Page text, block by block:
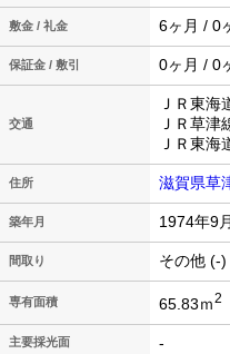
敷金 / 礼金 6ヶ月 / 0
保証金 / 敷引 0ヶ月 / 0
交通
ＪＲ東海
ＪＲ草津
ＪＲ東海
住所 滋賀県草
築年月 1974年9月
間取り その他 (-)
専有面積 65.83ｍ2
主要採光面 -